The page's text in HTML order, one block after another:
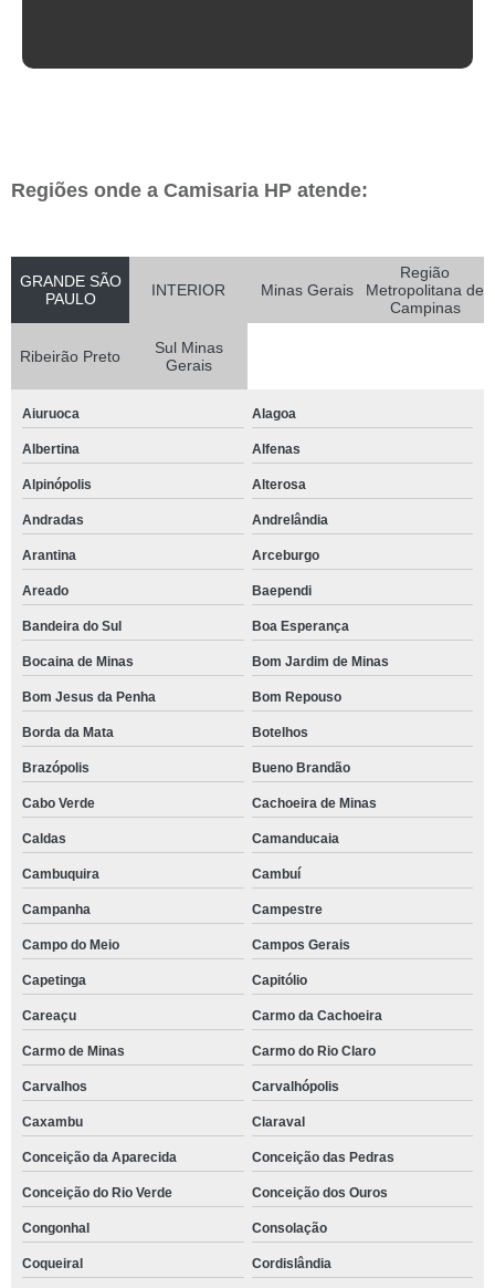
Regiões onde a Camisaria HP atende:
GRANDE SÃO
PAULO
INTERIOR Minas Gerais
Região
Metropolitana de
Campinas
Ribeirão Preto
Sul Minas
Gerais
Aiuruoca Alagoa
Albertina Alfenas
Alpinópolis Alterosa
Andradas Andrelândia
Arantina Arceburgo
Areado Baependi
Bandeira do Sul Boa Esperança
Bocaina de Minas Bom Jardim de Minas
Bom Jesus da Penha Bom Repouso
Borda da Mata Botelhos
Brazópolis Bueno Brandão
Cabo Verde Cachoeira de Minas
Caldas Camanducaia
Cambuquira Cambuí
Campanha Campestre
Campo do Meio Campos Gerais
Capetinga Capitólio
Careaçu Carmo da Cachoeira
Carmo de Minas Carmo do Rio Claro
Carvalhos Carvalhópolis
Caxambu Claraval
Conceição da Aparecida Conceição das Pedras
Conceição do Rio Verde Conceição dos Ouros
Congonhal Consolação
Coqueiral Cordislândia